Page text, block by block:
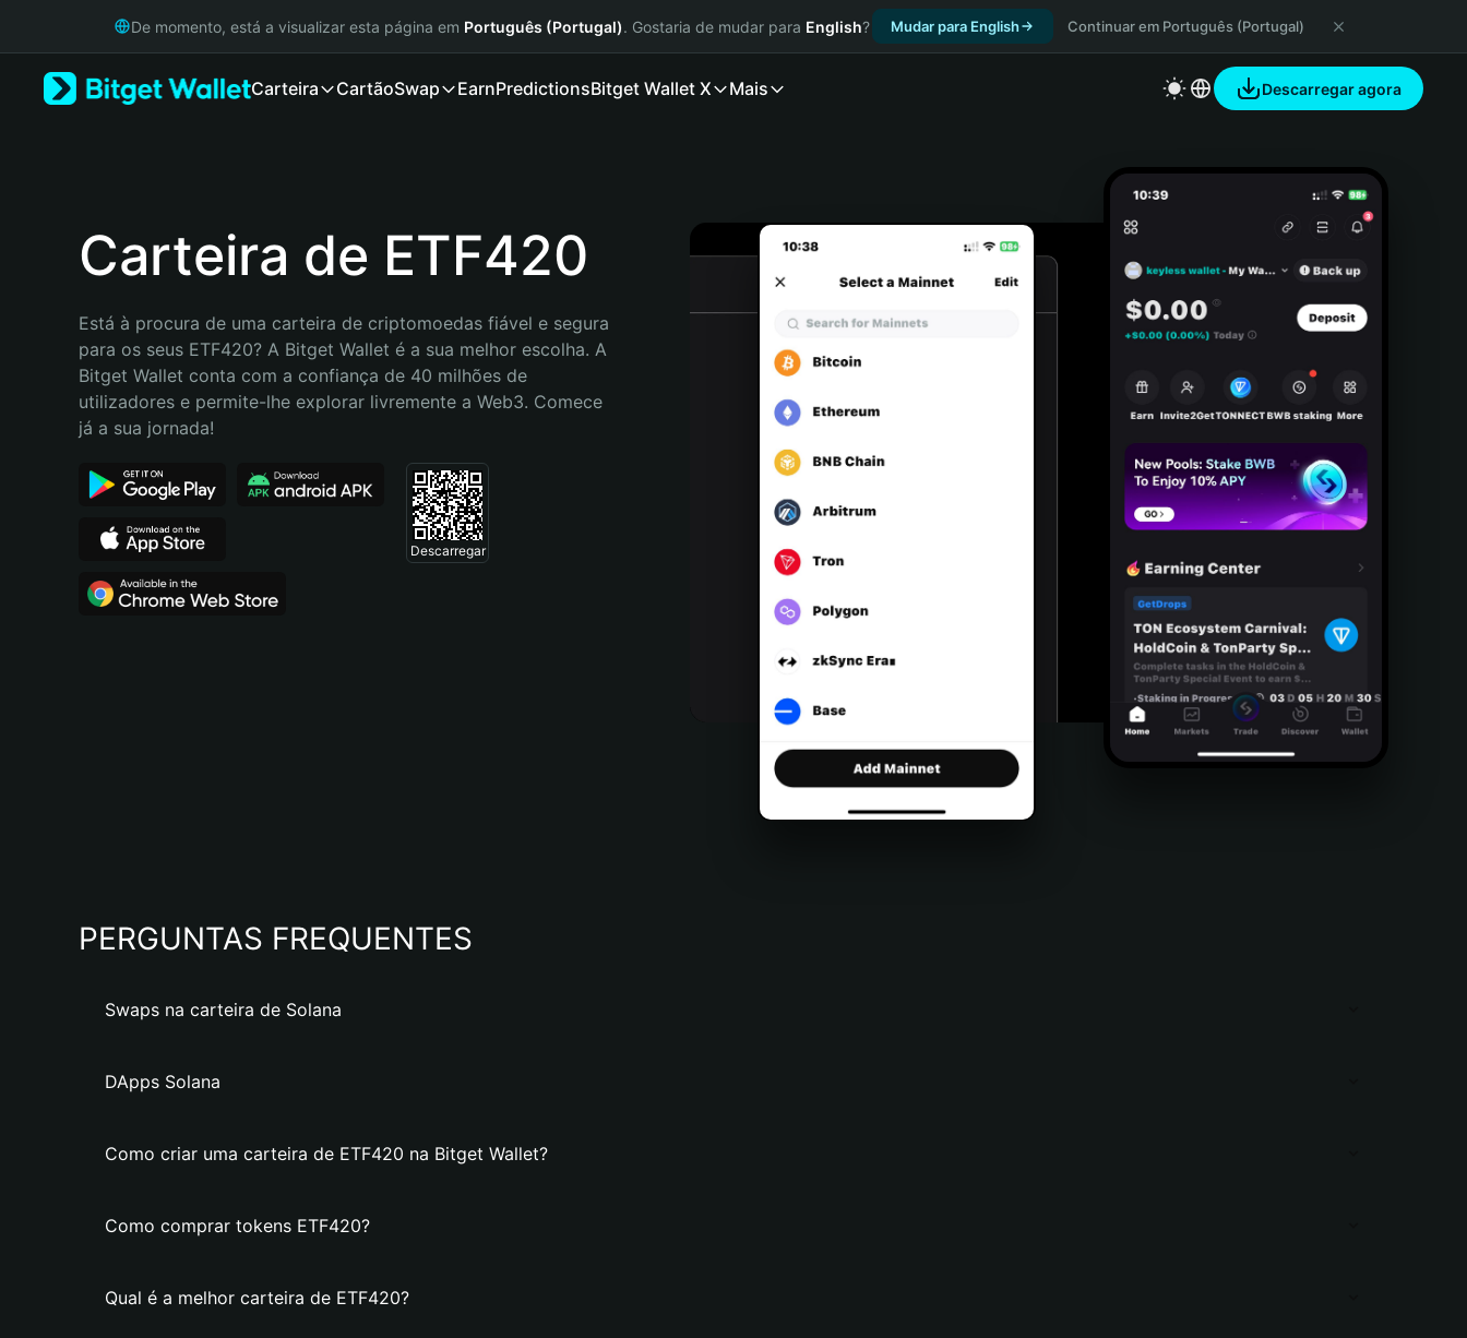
Русский
Bahasa Indonesia
Español (Argentina)
De momento, está a visualizar esta página em Português (Portugal). Gostaria de mudar para English? Mudar para English Continuar em Português (Portugal)
Carteira CartãoSwap EarnPredictionsBitget Wallet X Mais Descarregar agora
Carteira de ETF420
Está à procura de uma carteira de criptomoedas fiável e segura
para os seus ETF420? A Bitget Wallet é a sua melhor escolha. A
Bitget Wallet conta com a confiança de 40 milhões de
utilizadores e permite-lhe explorar livremente a Web3. Comece
já a sua jornada!
Descarregar
PERGUNTAS FREQUENTES
Swaps na carteira de Solana
DApps Solana
Como criar uma carteira de ETF420 na Bitget Wallet?
Como comprar tokens ETF420?
Qual é a melhor carteira de ETF420?